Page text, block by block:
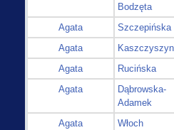
Bodzęta
Agata Szczepińska
Agata
Kaszczyszyn
Agata
Rucińska
Agata
Dąbrowska-
Adamek
Agata Włoch